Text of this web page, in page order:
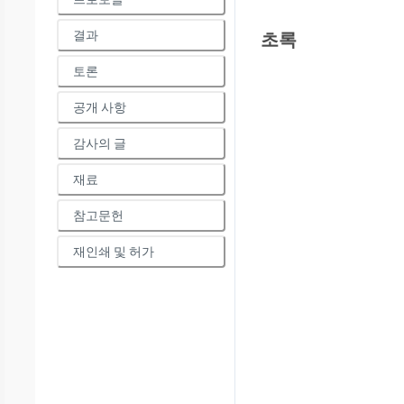
결과
토론
공개 사항
감사의 글
재료
참고문헌
재인쇄 및 허가
초록